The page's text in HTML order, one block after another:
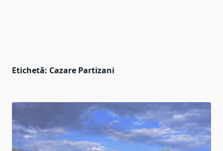
Etichetă: Cazare Partizani